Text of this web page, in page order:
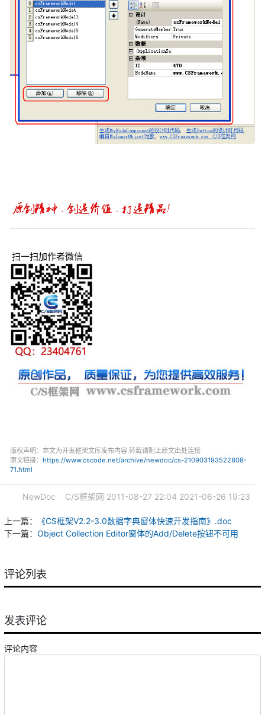
扫一扫加作者微信
版权声明：本文为开发框架文库发布内容,转载请附上原文出处连接
原文链接： https://www.cscode.net/archive/newdoc/cs-210903193522808-
71.html
NewDoc C/S框架网 2011-08-27 22:04 2021-06-26 19:23
上一篇：
《CS框架V2.2-3.0数据字典窗体快速开发指南》.doc
下一篇： Object Collection Editor窗体的Add/Delete按钮不可用
评论列表
发表评论
评论内容